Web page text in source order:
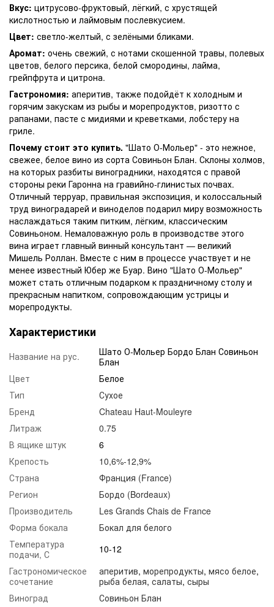
Вкус: цитрусово-фруктовый, лёгкий, с хрустящей
кислотностью и лаймовым послевкусием.
Цвет: светло-желтый, с зелёными бликами.
Аромат: очень свежий, с нотами скошенной травы, полевых
цветов, белого персика, белой смородины, лайма,
грейпфрута и цитрона.
Гастрономия: аперитив, также подойдёт к холодным и
горячим закускам из рыбы и морепродуктов, ризотто с
рапанами, пасте с мидиями и креветками, лобстеру на
гриле.
Почему стоит это купить. "Шато О-Мольер" - это нежное,
свежее, белое вино из сорта Совиньон Блан. Склоны холмов,
на которых разбиты виноградники, находятся с правой
стороны реки Гаронна на гравийно-глинистых почвах.
Отличный терруар, правильная экспозиция, и колоссальный
труд виноградарей и виноделов подарил миру возможность
наслаждаться таким питким, лёгким, классическим
Совиньоном. Немаловажную роль в производстве этого
вина играет главный винный консультант — великий
Мишель Роллан. Вместе с ним в процессе участвует и не
менее известный Юбер же Буар. Вино "Шато О-Мольер"
может стать отличным подарком к праздничному столу и
прекрасным напитком, сопровождающим устрицы и
морепродукты.
Характеристики
Название на рус.
Шато О-Мольер Бордо Блан Совиньон
Блан
Цвет
Белое
Тип
Сухое
Бренд
Chateau Haut-Mouleyre
Литраж
0.75
В ящике штук
6
Крепость
10,6%-12,9%
Страна
Франция (France)
Регион
Бордо (Bordeaux)
Производитель
Les Grands Chais de France
Форма бокала
Бокал для белого
Температура
подачи, С
10-12
Гастрономическое
сочетание
аперитив, морепродукты, мясо белое,
рыба белая, салаты, сыры
Виноград
Совиньон Блан